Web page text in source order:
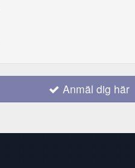
Anmäl dig här